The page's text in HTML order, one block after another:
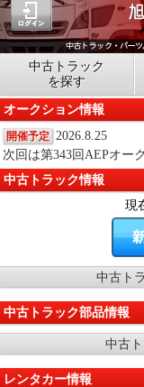
中古トラック
を探す
オークション情報
開催予定
2026.8.25
次回は第343回AEPオー
中古トラック情報
現
中古ト
中古トラック部品情報
中古
レンタカー情報